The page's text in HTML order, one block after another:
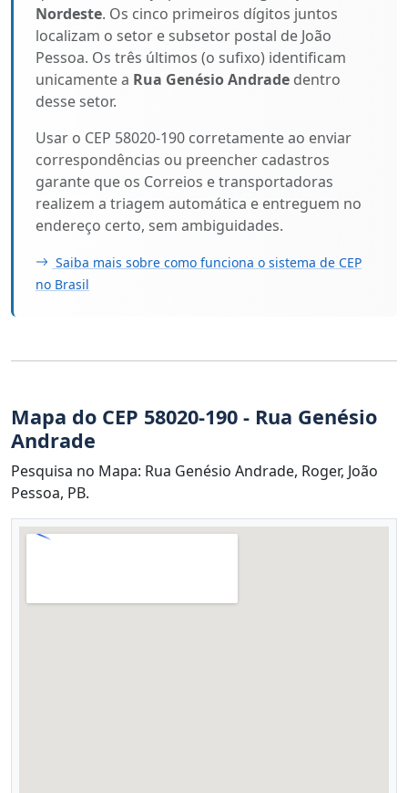
Nordeste. Os cinco primeiros dígitos juntos
localizam o setor e subsetor postal de João
Pessoa. Os três últimos (o sufixo) identificam
unicamente a Rua Genésio Andrade dentro
desse setor.
Usar o CEP 58020-190 corretamente ao enviar
correspondências ou preencher cadastros
garante que os Correios e transportadoras
realizem a triagem automática e entreguem no
endereço certo, sem ambiguidades.
Saiba mais sobre como funciona o sistema de CEP
no Brasil
Mapa do CEP 58020-190 - Rua Genésio
Andrade
Pesquisa no Mapa: Rua Genésio Andrade, Roger, João
Pessoa, PB.